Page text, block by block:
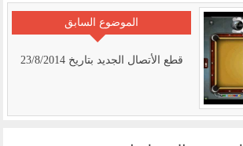
الموضوع السابق
قطع الأتصال الجديد بتاريخ 23/8/2014